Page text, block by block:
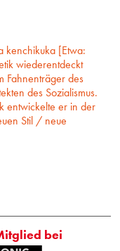
kenchikuka [Etwa:
wiederentdeckt
Fahnenträger des
des Sozialismus.
entwickelte er in der
Stil / neue
bei